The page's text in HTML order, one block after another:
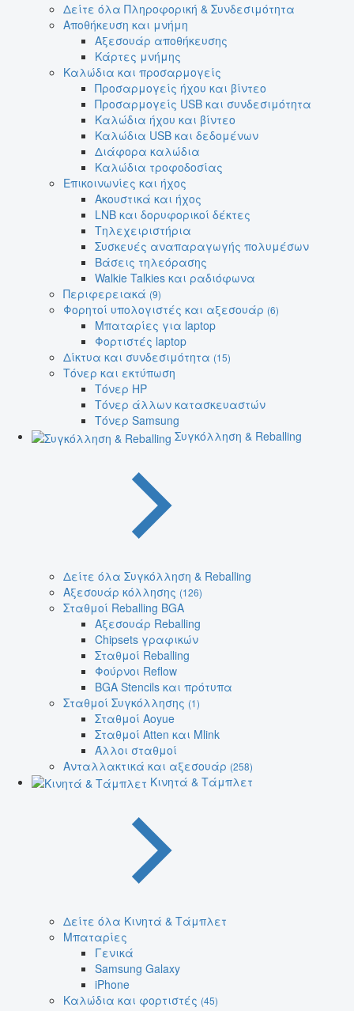
Δείτε όλα Πληροφορική & Συνδεσιμότητα
Αποθήκευση και μνήμη
Αξεσουάρ αποθήκευσης
Κάρτες μνήμης
Καλώδια και προσαρμογείς
Προσαρμογείς ήχου και βίντεο
Προσαρμογείς USB και συνδεσιμότητα
Καλώδια ήχου και βίντεο
Καλώδια USB και δεδομένων
Διάφορα καλώδια
Καλώδια τροφοδοσίας
Επικοινωνίες και ήχος
Ακουστικά και ήχος
LNB και δορυφορικοί δέκτες
Τηλεχειριστήρια
Συσκευές αναπαραγωγής πολυμέσων
Βάσεις τηλεόρασης
Walkie Talkies και ραδιόφωνα
Περιφερειακά (9)
Φορητοί υπολογιστές και αξεσουάρ (6)
Μπαταρίες για laptop
Φορτιστές laptop
Δίκτυα και συνδεσιμότητα (15)
Τόνερ και εκτύπωση
Τόνερ HP
Τόνερ άλλων κατασκευαστών
Τόνερ Samsung
Συγκόλληση & Reballing
Δείτε όλα Συγκόλληση & Reballing
Αξεσουάρ κόλλησης (126)
Σταθμοί Reballing BGA
Αξεσουάρ Reballing
Chipsets γραφικών
Σταθμοί Reballing
Φούρνοι Reflow
BGA Stencils και πρότυπα
Σταθμοί Συγκόλλησης (1)
Σταθμοί Aoyue
Σταθμοί Atten και Mlink
Άλλοι σταθμοί
Ανταλλακτικά και αξεσουάρ (258)
Κινητά & Τάμπλετ
Δείτε όλα Κινητά & Τάμπλετ
Μπαταρίες
Γενικά
Samsung Galaxy
iPhone
Καλώδια και φορτιστές (45)